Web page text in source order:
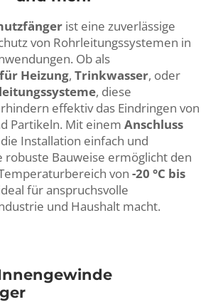
ist eine zuverlässige
von Rohrleitungssystemen in
Ob als
Heizung, Trinkwasser, oder
, diese
effektiv das Eindringen von
Partikeln. Mit einem Anschluss
Installation einfach und
robuste Bauweise ermöglicht den
von -20 °C bis
für anspruchsvolle
und Haushalt macht.